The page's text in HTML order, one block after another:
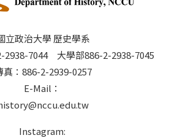
立政治大學 歷史學系
2938-7044 大學部886-2-2938-7045
真：886-2-2939-0257
E-Mail：
Instagram: